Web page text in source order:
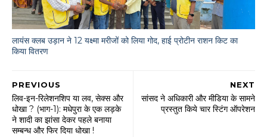
लायंस क्लब उड़ान ने 12 यक्ष्मा मरीजों को लिया गोद, हाई प्रोटीन राशन किट का
किया वितरण
NEXT
सांसद ने अधिकारी और मीडिया के सामने
प्रस्तुत किये चार स्टिंग ऑपरेशन
PREVIOUS
लिव-इन-रिलेशनशिप या लव, सेक्स और
धोखा ? (भाग-1): मधेपुरा के एक लड़के
ने शादी का झांसा देकर पहले बनाया
सम्बन्ध और फिर दिया धोखा !